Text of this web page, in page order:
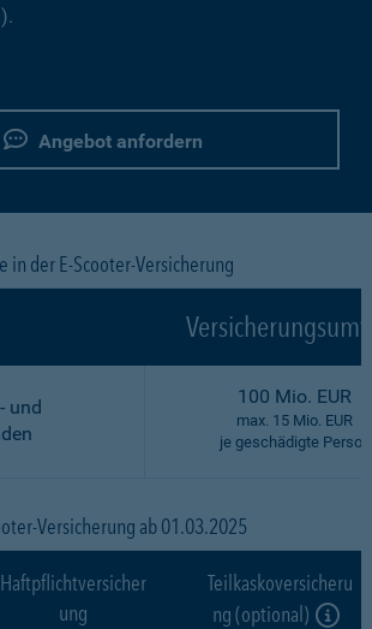
Angebot anfordern
in der E-Scooter-Versicherung
und
100 Mio. EUR
max. 15 Mio. EUR
je geschädigte Person
Versicherung ab 01.03.2025
Haftpflichtversicher
ung
Teilkaskoversicheru
ng (optional)